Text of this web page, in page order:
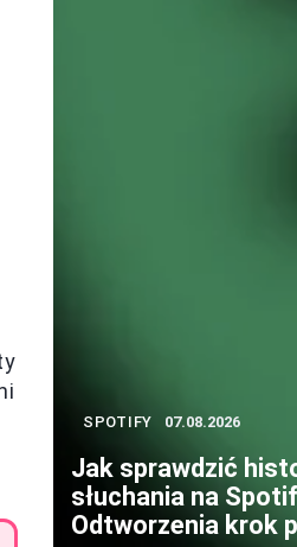
SPOTIFY 07.08.2026
Jak sprawdzić
słuchania na
Odtworzenia krok